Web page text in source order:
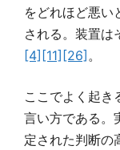
をどれほど悪い
される。装置は
[4][11][26] 。
ここでよく起き
言い方である。
定された判断の